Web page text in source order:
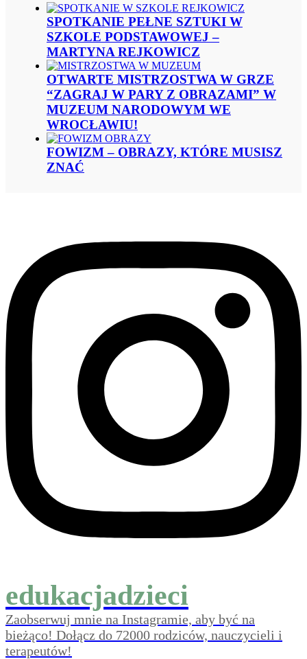
SPOTKANIE PEŁNE SZTUKI W
SZKOLE PODSTAWOWEJ –
MARTYNA REJKOWICZ
OTWARTE MISTRZOSTWA W GRZE
“ZAGRAJ W PARY Z OBRAZAMI” W
MUZEUM NARODOWYM WE
WROCŁAWIU!
FOWIZM – OBRAZY, KTÓRE MUSISZ
ZNAĆ
edukacjadzieci
Zaobserwuj mnie na Instagramie, aby być na
bieżąco! Dołącz do 72000 rodziców, nauczycieli i
terapeutów!